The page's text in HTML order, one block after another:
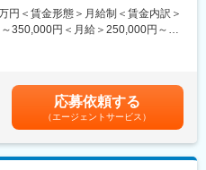
の契約社員で70歳まで活躍する方
活躍することができます。また、
務
業務システム
円＜賃金形態＞月給制＜賃金内訳＞
350,000円＜月給＞250,000円～
、選考を通じて上下する可能性が
当を含めた表記です。
応募依頼する
（エージェントサービス）